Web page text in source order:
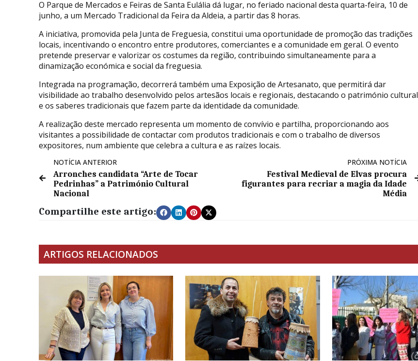
O Parque de Mercados e Feiras de Santa Eulália dá lugar, no feriado nacional desta quarta-feira, 10 de
junho, a um Mercado Tradicional da Feira da Aldeia, a partir das 8 horas.
A iniciativa, promovida pela Junta de Freguesia, constitui uma oportunidade de promoção das tradições
locais, incentivando o encontro entre produtores, comerciantes e a comunidade em geral. O evento
pretende preservar e valorizar os costumes da região, contribuindo simultaneamente para a
dinamização económica e social da freguesia.
Integrada na programação, decorrerá também uma Exposição de Artesanato, que permitirá dar
visibilidade ao trabalho desenvolvido pelos artesãos locais e regionais, destacando o património cultural
e os saberes tradicionais que fazem parte da identidade da comunidade.
A realização deste mercado representa um momento de convívio e partilha, proporcionando aos
visitantes a possibilidade de contactar com produtos tradicionais e com o trabalho de diversos
expositores, num ambiente que celebra a cultura e as raízes locais.
NOTÍCIA ANTERIOR
Arronches candidata “Arte de Tocar
Pedrinhas” a Património Cultural
Nacional
PRÓXIMA NOTÍCIA
Festival Medieval de Elvas procura
figurantes para recriar a magia da Idade
Média
Compartilhe este artigo:
ARTIGOS RELACIONADOS